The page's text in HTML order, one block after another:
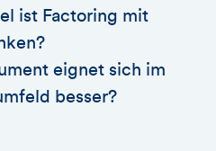
ist Factoring mit
eignet sich im
besser?